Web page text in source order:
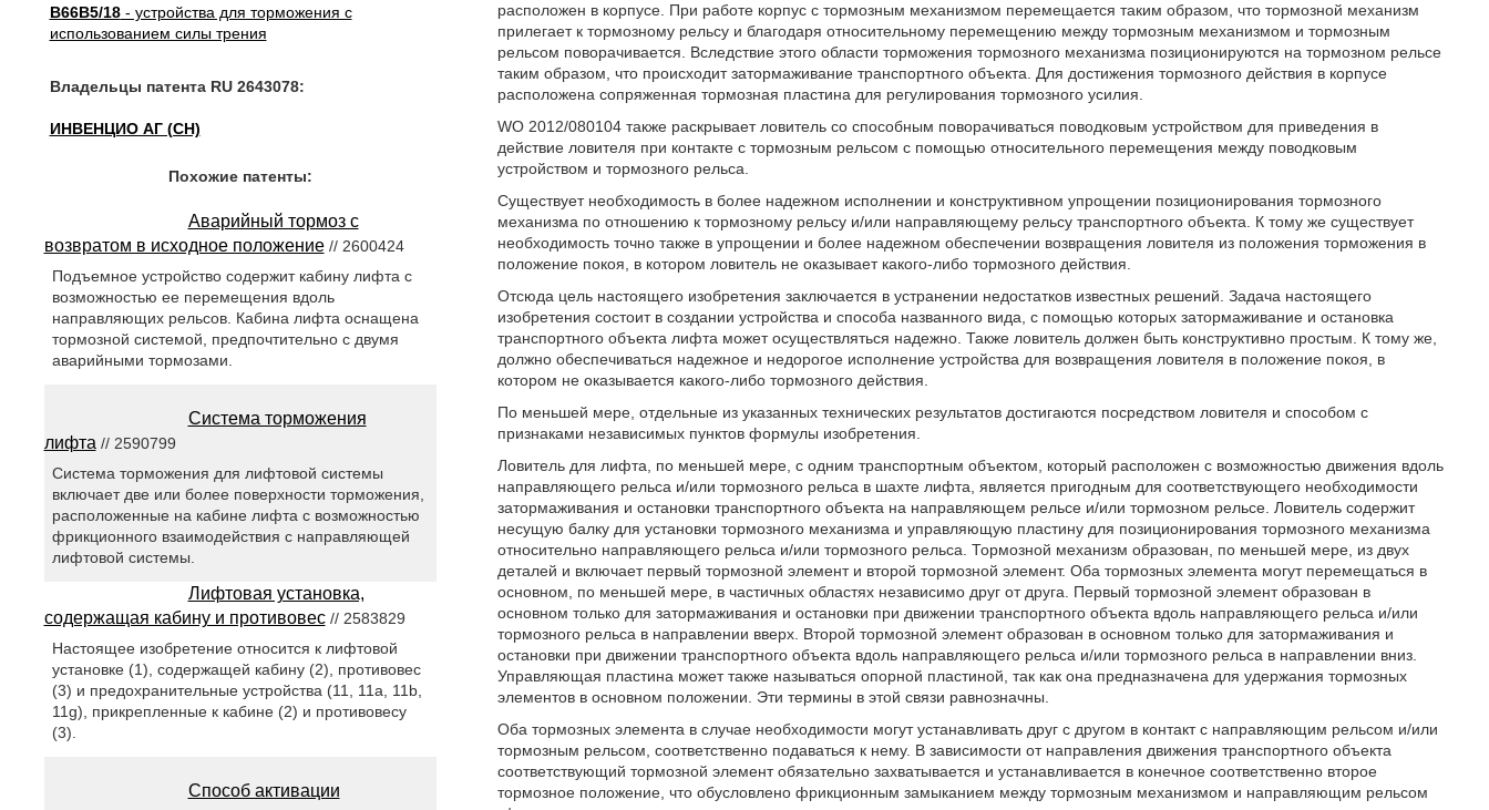
B66B5/18- устройства для торможения с
использованием силы трения
Владельцы патента RU 2643078:
ИНВЕНЦИО АГ (CH)
расположен в корпусе. При работе корпус с тормозным механизмом перемещается таким образом, что тормозной механизм
прилегает к тормозному рельсу и благодаря относительному перемещению между тормозным механизмом и тормозным
рельсом поворачивается. Вследствие этого области торможения тормозного механизма позиционируются на тормозном рельсе
таким образом, что происходит затормаживание транспортного объекта. Для достижения тормозного действия в корпусе
расположена сопряженная тормозная пластина для регулирования тормозного усилия.
WO 2012/080104 также раскрывает ловитель со способным поворачиваться поводковым устройством для приведения в
действие ловителя при контакте с тормозным рельсом с помощью относительного перемещения между поводковым
устройством и тормозного рельса.
Существует необходимость в более надежном исполнении и конструктивном упрощении позиционирования тормозного
механизма по отношению к тормозному рельсу и/или направляющему рельсу транспортного объекта. К тому же существует
необходимость точно также в упрощении и более надежном обеспечении возвращения ловителя из положения торможения в
положение покоя, в котором ловитель не оказывает какого-либо тормозного действия.
Отсюда цель настоящего изобретения заключается в устранении недостатков известных решений. Задача настоящего
изобретения состоит в создании устройства и способа названного вида, с помощью которых затормаживание и остановка
транспортного объекта лифта может осуществляться надежно. Также ловитель должен быть конструктивно простым. К тому же,
должно обеспечиваться надежное и недорогое исполнение устройства для возвращения ловителя в положение покоя, в
котором не оказывается какого-либо тормозного действия.
По меньшей мере, отдельные из указанных технических результатов достигаются посредством ловителя и способом с
признаками независимых пунктов формулы изобретения.
Ловитель для лифта, по меньшей мере, с одним транспортным объектом, который расположен с возможностью движения вдоль
направляющего рельса и/или тормозного рельса в шахте лифта, является пригодным для соответствующего необходимости
затормаживания и остановки транспортного объекта на направляющем рельсе и/или тормозном рельсе. Ловитель содержит
несущую балку для установки тормозного механизма и управляющую пластину для позиционирования тормозного механизма
относительно направляющего рельса и/или тормозного рельса. Тормозной механизм образован, по меньшей мере, из двух
деталей и включает первый тормозной элемент и второй тормозной элемент. Оба тормозных элемента могут перемещаться в
основном, по меньшей мере, в частичных областях независимо друг от друга. Первый тормозной элемент образован в
основном только для затормаживания и остановки при движении транспортного объекта вдоль направляющего рельса и/или
тормозного рельса в направлении вверх. Второй тормозной элемент образован в основном только для затормаживания и
остановки при движении транспортного объекта вдоль направляющего рельса и/или тормозного рельса в направлении вниз.
Управляющая пластина может также называться опорной пластиной, так как она предназначена для удержания тормозных
элементов в основном положении. Эти термины в этой связи равнозначны.
Оба тормозных элемента в случае необходимости могут устанавливать друг с другом в контакт с направляющим рельсом и/или
тормозным рельсом, соответственно подаваться к нему. В зависимости от направления движения транспортного объекта
соответствующий тормозной элемент обязательно захватывается и устанавливается в конечное соответственно второе
тормозное положение, что обусловлено фрикционным замыканием между тормозным механизмом и направляющим рельсом
Похожие патенты:
Аварийный тормоз с
возвратом в исходное положение// 2600424
Подъемное устройство содержит кабину лифта с
возможностью ее перемещения вдоль
направляющих рельсов. Кабина лифта оснащена
тормозной системой, предпочтительно с двумя
аварийными тормозами.
Система торможения
лифта // 2590799
Система торможения для лифтовой системы
включает две или более поверхности торможения,
расположенные на кабине лифта с возможностью
фрикционного взаимодействия с направляющей
лифтовой системы.
Лифтовая установка,
содержащая кабину и противовес// 2583829
Настоящее изобретение относится к лифтовой
установке (1), содержащей кабину (2), противовес
(3) и предохранительные устройства (11, 11a, 11b,
11g), прикрепленные к кабине (2) и противовесу
(3).
Способ активации